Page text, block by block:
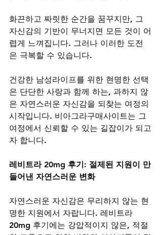
화끈하고 짜릿한 순간을 꿈꾸지만, 그
자신감의 기반이 무너지면 모든 것이 어
렵게 느껴집니다. 그러나 이러한 도전
은 극복할 수 있습니다.
건강한 남성라이프를 위한 현명한 선택
은 단단한 사랑과 함께 하는, 과하지 않
은 자연스러운 자신감을 되찾는 여정의
시작입니다. 비아그라구매사이트는 그
여정에서 신뢰할 수 있는 길잡이가 되고
자 합니다.
레비트라 20mg 후기: 절제된 지원이 만
들어낸 자연스러운 변화
자연스러운 자신감은 무리하지 않는 현
명한 지원에서 자랍니다. 레비트라
20mg 후기에는 강압적이지 않은, 적절